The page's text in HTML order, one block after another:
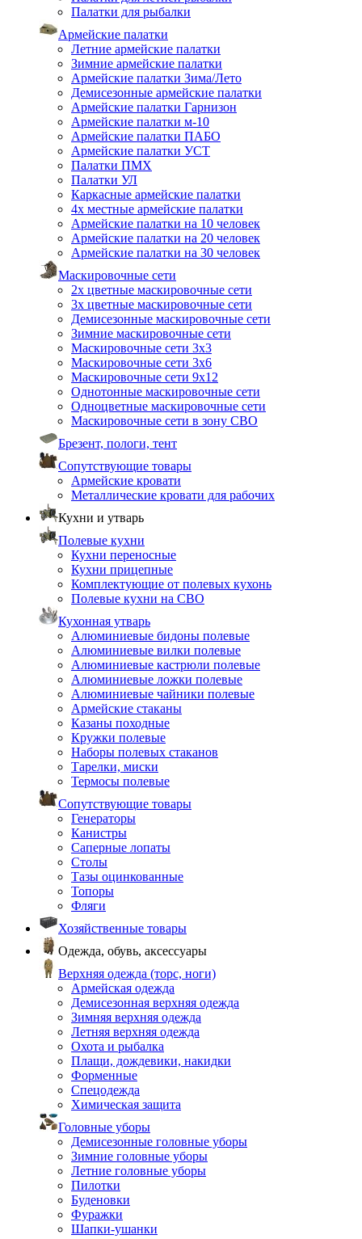
Палатки для рыбалки
Армейские палатки
Летние армейские палатки
Зимние армейские палатки
Армейские палатки Зима/Лето
Демисезонные армейские палатки
Армейские палатки Гарнизон
Армейские палатки м-10
Армейские палатки ПАБО
Армейские палатки УСТ
Палатки ПМХ
Палатки УЛ
Каркасные армейские палатки
4х местные армейские палатки
Армейские палатки на 10 человек
Армейские палатки на 20 человек
Армейские палатки на 30 человек
Маскировочные сети
2х цветные маскировочные сети
3х цветные маскировочные сети
Демисезонные маскировочные сети
Зимние маскировочные сети
Маскировочные сети 3х3
Маскировочные сети 3х6
Маскировочные сети 9х12
Однотонные маскировочные сети
Одноцветные маскировочные сети
Маскировочные сети в зону СВО
Брезент, пологи, тент
Сопутствующие товары
Армейские кровати
Металлические кровати для рабочих
Кухни и утварь
Полевые кухни
Кухни переносные
Кухни прицепные
Комплектующие от полевых кухонь
Полевые кухни на СВО
Кухонная утварь
Алюминиевые бидоны полевые
Алюминиевые вилки полевые
Алюминиевые кастрюли полевые
Алюминиевые ложки полевые
Алюминиевые чайники полевые
Армейские стаканы
Казаны походные
Кружки полевые
Наборы полевых стаканов
Тарелки, миски
Термосы полевые
Сопутствующие товары
Генераторы
Канистры
Саперные лопаты
Столы
Тазы оцинкованные
Топоры
Фляги
Хозяйственные товары
Одежда, обувь, аксессуары
Верхняя одежда (торс, ноги)
Армейская одежда
Демисезонная верхняя одежда
Зимняя верхняя одежда
Летняя верхняя одежда
Охота и рыбалка
Плащи, дождевики, накидки
Форменные
Спецодежда
Химическая защита
Головные уборы
Демисезонные головные уборы
Зимние головные уборы
Летние головные уборы
Пилотки
Буденовки
Фуражки
Шапки-ушанки